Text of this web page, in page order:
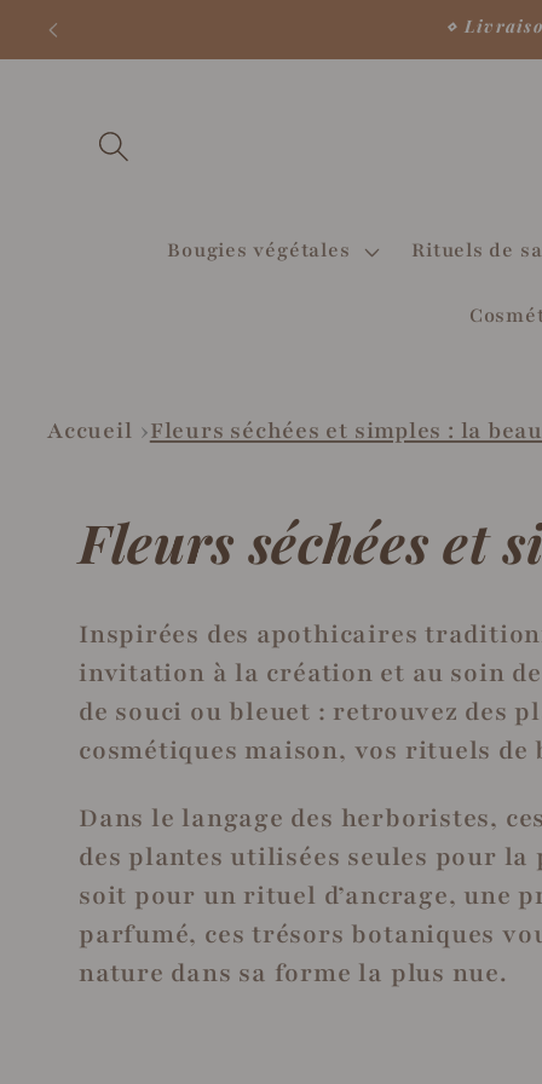
passer
au
⋄
Bougies végétales Rituels de
Accueil Fleurs séchées et simples : la
C
o
l
l
e
c
t
Fleurs séchées et
Inspirées des apothicaires
invitation à la création et au soin
de souci ou bleuet : retrouvez des
cosmétiques maison, vos rituels
Dans le langage des herboristes,
des plantes utilisées seules pour
soit pour un rituel d’ancrage, une
parfumé, ces trésors botaniques
nature dans sa forme la plus nue.